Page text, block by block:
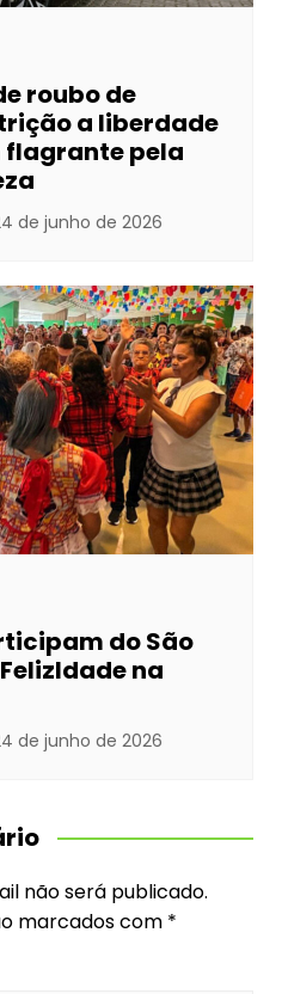
roubo de
a liberdade
pela
de junho de 2026
do São
na
de junho de 2026
não será publicado.
marcados com *